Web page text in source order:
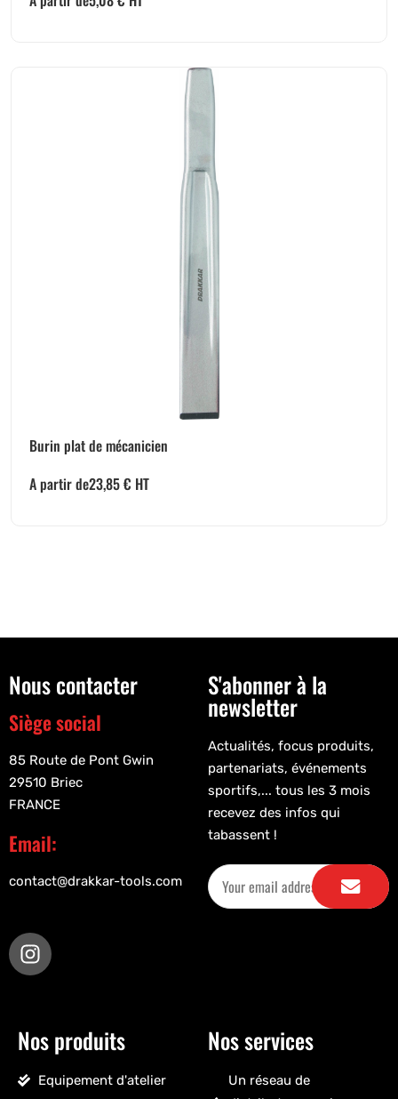
Burin plat de mécanicien
A partir de23,85€ HT
Nous contacter
Siège social
85 Route de Pont Gwin
29510 Briec
FRANCE
Email:
contact@drakkar-tools.com
S'abonner à la
newsletter
Actualités, focus produits,
partenariats, événements
sportifs,... tous les 3 mois
recevez des infos qui
tabassent !
Nos produits
Equipement d'atelier
Nos services
Un réseau de